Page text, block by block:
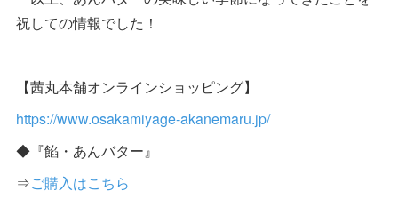
祝しての情報でした！
【茜丸本舗オンラインショッピング】
https://www.osakamiyage-akanemaru.jp/
◆『餡・あんバター』
⇒ご購入はこちら